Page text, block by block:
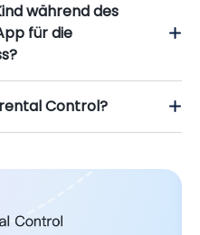
während des
für die
Control?